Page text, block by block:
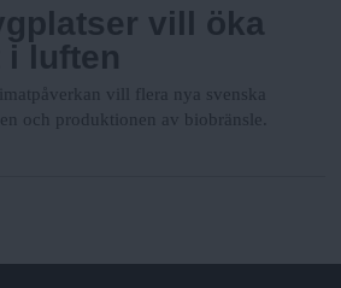
vill öka
i luften
vill flera nya svenska
och produktionen av biobränsle.